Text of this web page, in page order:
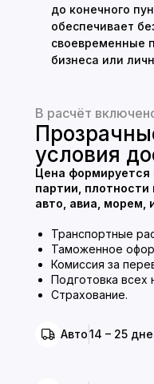
до конечного
обеспечивает
своевременные
бизнеса или
В расчёт
условия
Цена формируется
партии,
авто, авиа, морем,
Транспортные
Таможенное
Комиссия за
Подготовка всех
Страхование.
Авто14 – 25